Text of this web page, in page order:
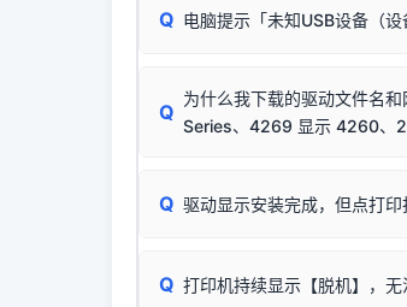
结
该报错是因为老款打印机官方使
（提醒：此方式仅在安装老款驱
首先确认打印机电源已开启
排除线材松动后，可尝试更
Q 电脑提示「未知USB设备（
将USB数据线两端全部拔下，
台式电脑请务必插在机箱后
尝试更换一条带双磁环屏蔽的
Q
为什么我下载的驱动文件名
Series、4269 显示 4260、
这是打印机行业普遍采用的**官
为了提高开发和维护效率，官方
Q 驱动显示安装完成，但点打印
观察打印机指示灯： 🟢 绿灯
Q 打印机持续显示【脱机】，无